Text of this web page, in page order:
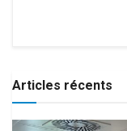
Articles récents